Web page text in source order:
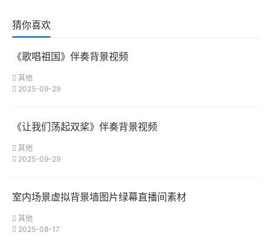
猜你喜欢
《歌唱祖国》伴奏背景视频
其他
2025-09-29
《让我们荡起双桨》伴奏背景视频
其他
2025-09-29
室内场景虚拟背景墙图片绿幕直播间素材
其他
2025-08-17